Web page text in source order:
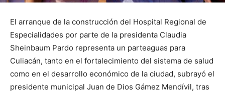
El arranque de la construcción del Hospital Regional de
Especialidades por parte de la presidenta Claudia
Sheinbaum Pardo representa un parteaguas para
Culiacán, tanto en el fortalecimiento del sistema de salud
como en el desarrollo económico de la ciudad, subrayó el
presidente municipal Juan de Dios Gámez Mendívil, tras